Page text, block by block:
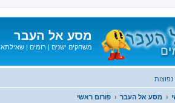
מסע אל העבר
משחקים ישנים | רומים | שאילתא
מסע אל העבר פורום ראשי